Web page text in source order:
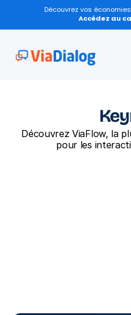
Découvrez vos
Accédez au
Découvrez ViaFlow, la
pour les